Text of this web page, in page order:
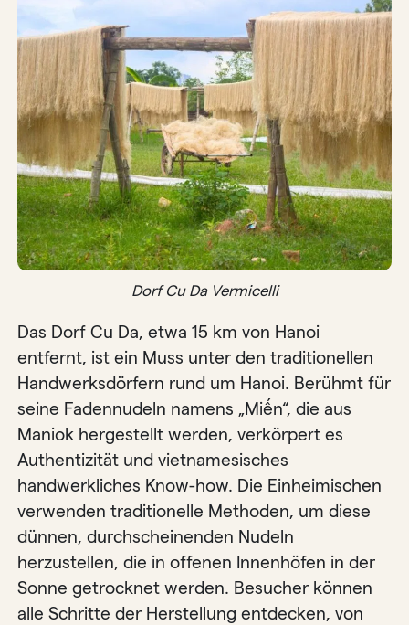
Dorf Cu Da Vermicelli
Das Dorf Cu Da, etwa 15 km von Hanoi
entfernt, ist ein Muss unter den traditionellen
Handwerksdörfern rund um Hanoi. Berühmt für
seine Fadennudeln namens „Miến“, die aus
Maniok hergestellt werden, verkörpert es
Authentizität und vietnamesisches
handwerkliches Know-how. Die Einheimischen
verwenden traditionelle Methoden, um diese
dünnen, durchscheinenden Nudeln
herzustellen, die in offenen Innenhöfen in der
Sonne getrocknet werden. Besucher können
alle Schritte der Herstellung entdecken, von